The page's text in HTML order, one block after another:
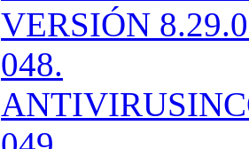
VERSIÓN
048.